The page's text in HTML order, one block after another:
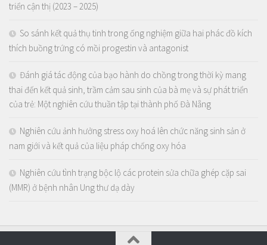
triển cận thị (2023 – 2025)
So sánh kết quả thụ tinh trong ống nghiệm giữa hai phác đồ kích
thích buồng trứng có mồi progestin và antagonist
Đánh giá tác động của bạo hành do chồng trong thời kỳ mang
thai đến kết quả sinh, trầm cảm sau sinh của bà mẹ và sự phát triển
của trẻ: Một nghiên cứu thuần tập tại thành phố Đà Nẵng
Nghiên cứu ảnh hưởng stress oxy hoá lên chức năng sinh sản ở
nam giới và kết quả của liệu pháp chống oxy hóa
Nghiên cứu tình trạng bộc lộ các protein sửa chữa ghép cặp sai
(MMR) ở bệnh nhân Ung thư dạ dày